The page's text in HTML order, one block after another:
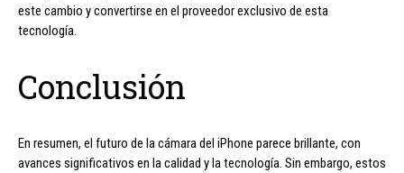
este cambio y convertirse en el proveedor exclusivo de esta
tecnología.
Conclusión
En resumen, el futuro de la cámara del iPhone parece brillante, con
avances significativos en la calidad y la tecnología. Sin embargo, estos